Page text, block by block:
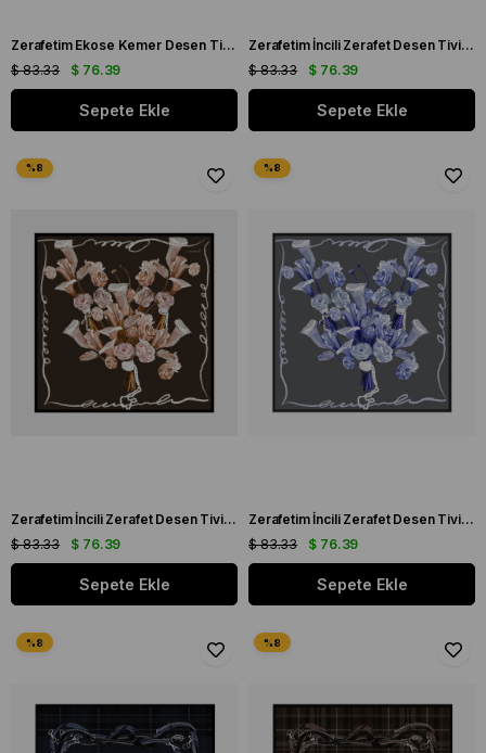
Zerafetim Ekose Kemer Desen Tivil İpek Eşarp Yeşil Taba
$ 76.39
$ 83.33
Sepete Ekle
Zerafetim İncili Zerafet Desen Tivil İpek Eşarp Siyah Yeşil
$ 76.39
$ 83.33
Sepete Ekle
Zerafetim İncili Zerafet Desen Tivil İpek Eşarp Kahverengi
$ 76.39
$ 83.33
Sepete Ekle
Zerafetim İncili Zerafet Desen Tivil İpek Eşarp Gri Mavi
$ 76.39
$ 83.33
Sepete Ekle